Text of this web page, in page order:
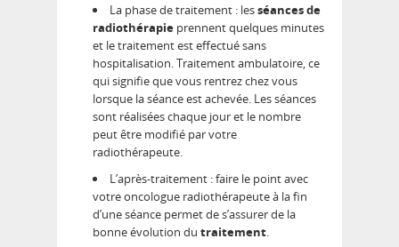
La phase de traitement : lesséances de
radiothérapie prennent quelques minutes
et le traitement est effectué sans
hospitalisation. Traitement ambulatoire, ce
qui signifie que vous rentrez chez vous
lorsque la séance est achevée. Les séances
sont réalisées chaque jour et le nombre
peut être modifié par votre
radiothérapeute.
L’après-traitement : faire le point avec
votre oncologue radiothérapeute à la fin
d’une séance permet de s’assurer de la
bonne évolution du traitement.